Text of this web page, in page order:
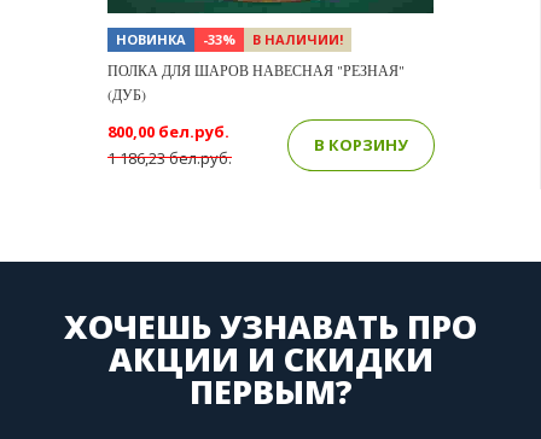
НОВИНКА -33% В НАЛИЧИИ!
ПОЛКА ДЛЯ ШАРОВ НАВЕСНАЯ "РЕЗНАЯ"
(ДУБ)
1 186,23 бел.руб.
800,00 бел.руб.
В КОРЗИНУ
ХОЧЕШЬ УЗНАВАТЬ ПРО
АКЦИИ И СКИДКИ
ПЕРВЫМ?